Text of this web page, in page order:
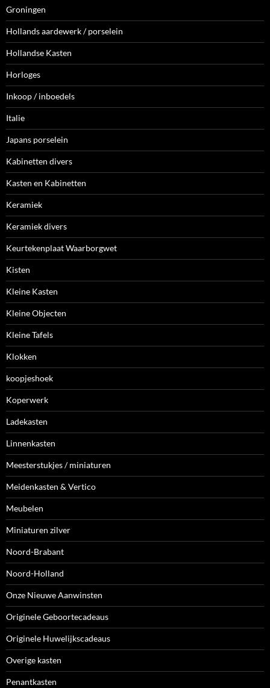
Groningen
Hollands aardewerk / porselein
Hollandse Kasten
Horloges
Inkoop / inboedels
Italie
Japans porselein
Kabinetten divers
Kasten en Kabinetten
Keramiek
Keramiek divers
Keurtekenplaat Waarborgwet
Kisten
Kleine Kasten
Kleine Objecten
Kleine Tafels
Klokken
koopjeshoek
Koperwerk
Ladekasten
Linnenkasten
Meesterstukjes / miniaturen
Meidenkasten & Vertico
Meubelen
Miniaturen zilver
Noord-Brabant
Noord-Holland
Onze Nieuwe Aanwinsten
Originele Geboortecadeaus
Originele Huwelijkscadeaus
Overige kasten
Penantkasten